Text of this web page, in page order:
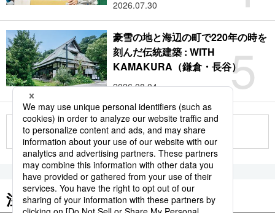
2026.07.30
5
豪雪の地と海辺の町で220年の時を
刻んだ伝統建築 : WITH
KAMAKURA（鎌倉・長谷）
2026.08.04
もっと見る
注目のキーワード